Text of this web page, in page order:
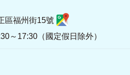
區福州街15號
～17:30（國定假日除外）